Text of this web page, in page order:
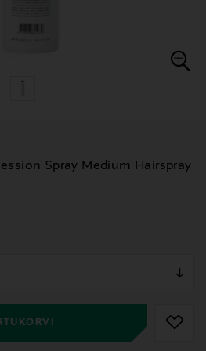
Spray Medium Hairspray